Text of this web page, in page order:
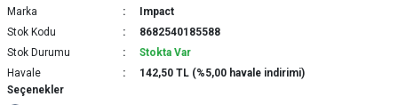
Marka
Impact
Stok Kodu
8682540185588
Stok Durumu
Stokta Var
Havale
142,50 TL (%5,00 havale indirimi)
Seçenekler